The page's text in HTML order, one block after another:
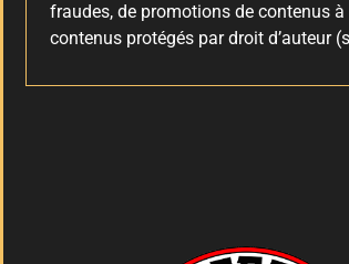
fraudes, de promotions de contenus
contenus protégés par droit d’auteur